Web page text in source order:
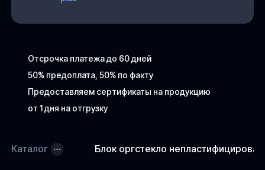
Отсрочка платежа до 60 дней
50% предоплата, 50% по факту
Предоставляем сертификаты на продукцию
от 1 дня на отгрузку
Каталог Блок оргстекло